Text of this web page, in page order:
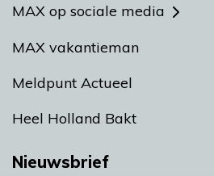
MAX op sociale media
MAX vakantieman
Meldpunt Actueel
Heel Holland Bakt
Nieuwsbrief